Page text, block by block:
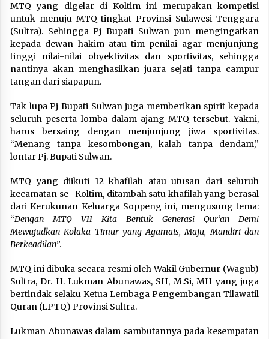
MTQ yang digelar di Koltim ini merupakan kompetisi
untuk menuju MTQ tingkat Provinsi Sulawesi Tenggara
(Sultra). Sehingga Pj Bupati Sulwan pun mengingatkan
kepada dewan hakim atau tim penilai agar menjunjung
tinggi nilai-nilai obyektivitas dan sportivitas, sehingga
nantinya akan menghasilkan juara sejati tanpa campur
tangan dari siapapun.
Tak lupa Pj Bupati Sulwan juga memberikan spirit kepada
seluruh peserta lomba dalam ajang MTQ tersebut. Yakni,
harus bersaing dengan menjunjung jiwa sportivitas.
“Menang tanpa kesombongan, kalah tanpa dendam,”
lontar Pj. Bupati Sulwan.
MTQ yang diikuti 12 khafilah atau utusan dari seluruh
kecamatan se- Koltim, ditambah satu khafilah yang berasal
dari Kerukunan Keluarga Soppeng ini, mengusung tema:
“Dengan MTQ VII Kita Bentuk Generasi Qur’an Demi
Mewujudkan Kolaka Timur yang Agamais, Maju, Mandiri dan
Berkeadilan”.
MTQ ini dibuka secara resmi oleh Wakil Gubernur (Wagub)
Sultra, Dr. H. Lukman Abunawas, SH, M.Si, MH yang juga
bertindak selaku Ketua Lembaga Pengembangan Tilawatil
Quran (LPTQ) Provinsi Sultra.
Lukman Abunawas dalam sambutannya pada kesempatan